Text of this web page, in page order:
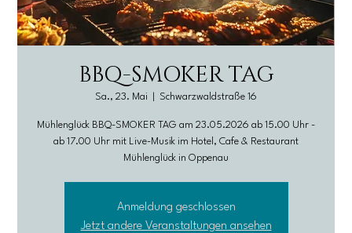
BBQ-SMOKER TAG
Sa., 23. Mai Schwarzwaldstraße 16
Mühlenglück BBQ-SMOKER TAG am 23.05.2026 ab 15.00 Uhr -
ab 17.00 Uhr mit Live-Musik im Hotel, Cafe & Restaurant
Mühlenglück in Oppenau
Anmeldung geschlossen
Jetzt andere Veranstaltungen ansehen